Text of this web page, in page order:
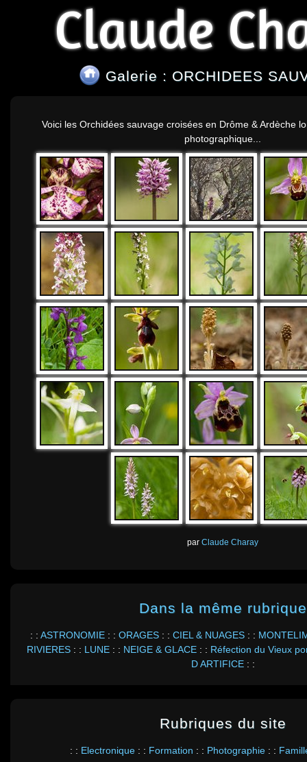
Claude
Galerie : ORCHIDEES
Voici les Orchidées sauvage croisées en Drôme & Ardèche
photographique...
par Claude Charay
Dans la même rubrique
: : ASTRONOMIE : : ORAGES : : CIEL & NUAGES : :
RIVIERES: : LUNE: : NEIGE & GLACE: : Réfection du Vieux
D ARTIFICE: :
Rubriques du site
: : Electronique : : Formation : : Photographie : :